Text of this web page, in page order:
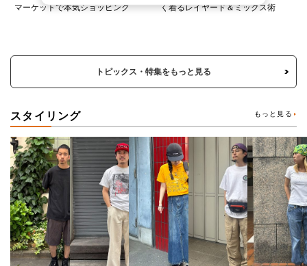
マーケットで本気ショッピング
く着るレイヤード＆ミックス術
トピックス・特集をもっと見る
スタイリング もっと見る